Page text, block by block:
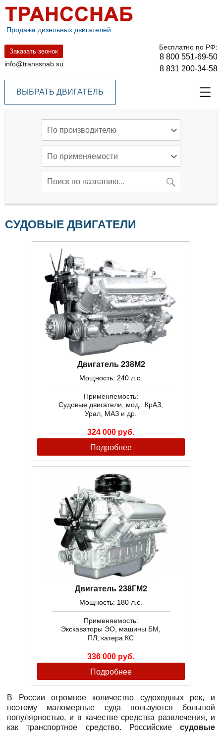
Продажа дизельных двигателей
Заказать звонок
info@transsnab.su
Бесплатно по РФ:
8 800 551-69-50
8 831 200-34-58
ВЫБРАТЬ ДВИГАТЕЛЬ
По производителю
По применяемости
Искать:
СУДОВЫЕ ДВИГАТЕЛИ
Двигатель 238М2
Мощность: 240 л.с.
Применяемость:
Судовые двигатели, мод.: КрАЗ,
Урал, МАЗ и др.
324 000 руб.
Подробнее
Двигатель 238ГМ2
Мощность: 180 л.с.
Применяемость:
Экскаваторы ЭО, машины БМ,
ПЛ, катера КС
336 000 руб.
Подробнее
В России огромное количество судоходных рек, и
поэтому маломерные суда пользуются большой
популярностью, и в качестве средства развлечения, и
как транспортное средство. Российские судовые